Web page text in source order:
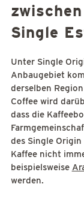
Single
Unter Single
Anbaugebiet
derselben
Coffee wird
dass die
des Single
Kaffee nicht
beispielsweise
werden.